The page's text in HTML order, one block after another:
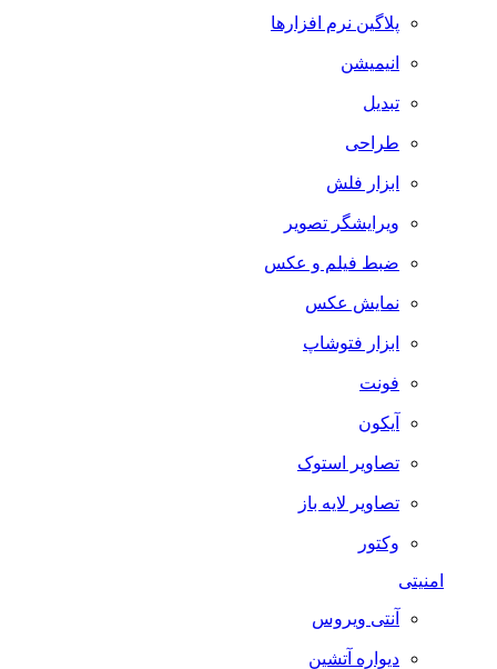
پلاگین نرم افزارها
انیمیشن
تبدیل
طراحی
ابزار فلش
ویرایشگر تصویر
ضبط فيلم و عكس
نمایش عکس
ابزار فتوشاپ
فونت
آیکون
تصاویر استوک
تصاویر لایه باز
وکتور
آنتی ویروس
دیواره آتشین